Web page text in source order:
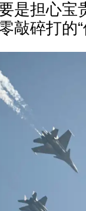
是担心宝
敲碎打的